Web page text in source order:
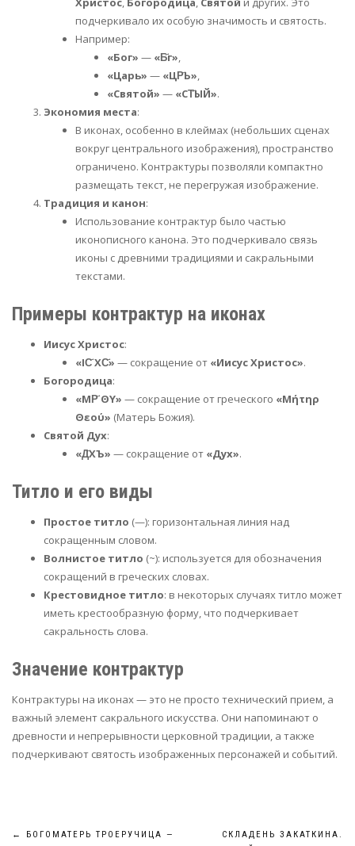
подчеркивало их особую значимость и святость.
Например:
«Бог» — «Б҃г»,
«Царь» — «ЦР҃Ь»,
«Святой» — «СТ҃ЫЙ».
Экономия места:
В иконах, особенно в клеймах (небольших сценах
вокруг центрального изображения), пространство
ограничено. Контрактуры позволяли компактно
размещать текст, не перегружая изображение.
Традиция и канон:
Использование контрактур было частью
иконописного канона. Это подчеркивало связь
иконы с древними традициями и сакральными
текстами.
Примеры контрактур на иконах
Иисус Христос:
«ІС҃ ХС҃» — сокращение от «Иисус Христос».
Богородица:
«МР҃ ΘY» — сокращение от греческого «Μήτηρ
Θεού» (Матерь Божия).
Святой Дух:
«Д҃ХЪ» — сокращение от «Дух».
Титло и его виды
Простое титло (—): горизонтальная линия над
сокращенным словом.
Волнистое титло (~): используется для обозначения
сокращений в греческих словах.
Крестовидное титло: в некоторых случаях титло может
иметь крестообразную форму, что подчеркивает
сакральность слова.
Значение контрактур
Контрактуры на иконах — это не просто технический прием, а
важный элемент сакрального искусства. Они напоминают о
древности и непрерывности церковной традиции, а также
подчеркивают святость изображенных персонажей и событий.
←
БОГОМАТЕРЬ ТРОЕРУЧИЦА —
СКЛАДЕНЬ ЗАКАТКИНА.